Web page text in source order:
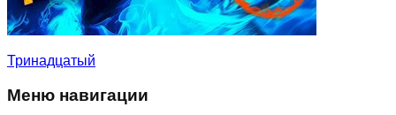
Тринадцатый
Меню навигации